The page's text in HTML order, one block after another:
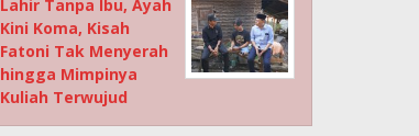
Lahir Tanpa Ibu, Ayah
Kini Koma, Kisah
Fatoni Tak Menyerah
hingga Mimpinya
Kuliah Terwujud